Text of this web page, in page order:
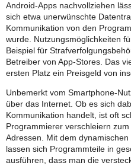
Android-Apps nachvollziehen
sich etwa unerwünschte
Kommunikation von den
wurde. Nutzungsmöglichkeiten
Beispiel für
Betreiber von App-Stores. Das
ersten Platz ein Preisgeld von
Unbemerkt vom Smartphone-
über das Internet. Ob es sich
Kommunikation handelt, ist oft
Programmierer verschleiern
Adressen. Mit dem
lassen sich Programmteile in
ausführen, dass man die